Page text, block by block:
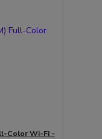
Color Wi-Fi -